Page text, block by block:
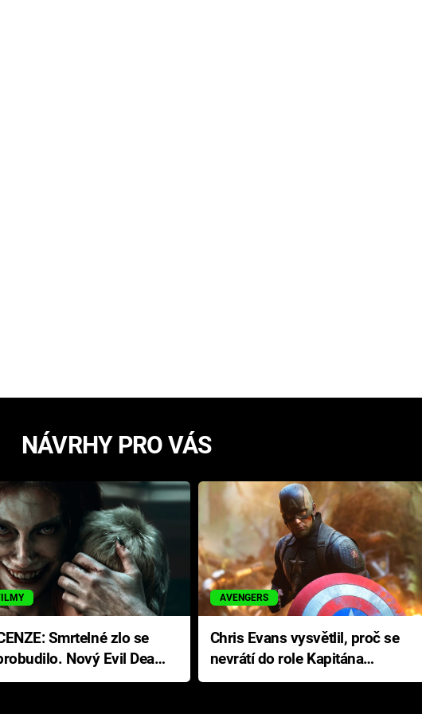
NÁVRHY PRO VÁS
Nový Evil Dead
s neodolatelnou
AVENGERS
Chris Evans vysvětlil, proč se
nevrátí do role Kapitána
Ameriky